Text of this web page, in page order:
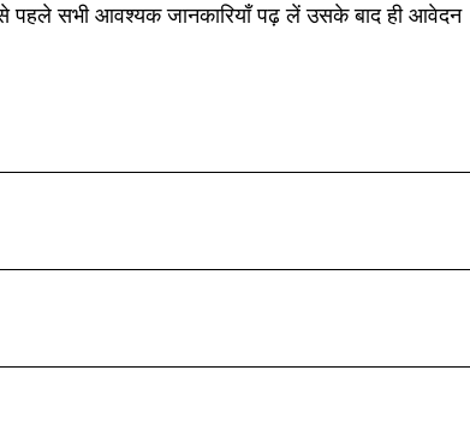
सभी आवश्यक जानकारियाँ पढ़ लें उसके बाद ही आवेदन